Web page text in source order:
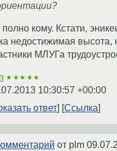
кому. Кстати,
недостижимая высота,
МЛУГа
★★★★★
10:30:57 +00:00
ответ
Ссылка
от plm